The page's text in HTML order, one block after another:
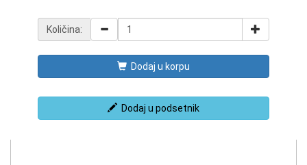
Količina:
Dodaj u korpu
Dodaj u podsetnik